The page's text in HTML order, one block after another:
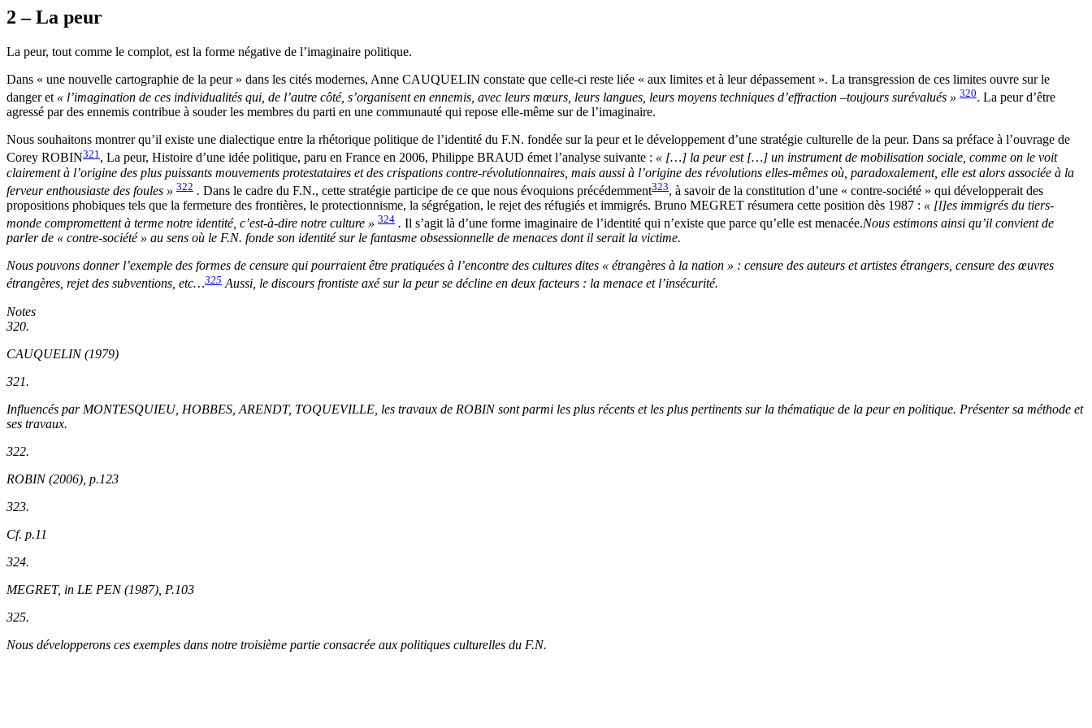
2 – La peur
La peur, tout comme le complot, est la forme négative de l’imaginaire politique.
Dans « une nouvelle cartographie de la peur » dans les cités modernes, Anne CAUQUELIN constate que celle-ci reste liée « aux limites et à leur dépassement ». La transgression de ces limites ouvre sur le
danger et « l’imagination de ces individualités qui, de l’autre côté, s’organisent en ennemis, avec leurs mœurs, leurs langues, leurs moyens techniques d’effraction –toujours surévalués » 320. La peur d’être
agressé par des ennemis contribue à souder les membres du parti en une communauté qui repose elle-même sur de l’imaginaire.
Nous souhaitons montrer qu’il existe une dialectique entre la rhétorique politique de l’identité du F.N. fondée sur la peur et le développement d’une stratégie culturelle de la peur. Dans sa préface à l’ouvrage de
Corey ROBIN321 , La peur, Histoire d’une idée politique, paru en France en 2006, Philippe BRAUD émet l’analyse suivante : « […] la peur est […] un instrument de mobilisation sociale, comme on le voit
clairement à l’origine des plus puissants mouvements protestataires et des crispations contre-révolutionnaires, mais aussi à l’origine des révolutions elles-mêmes où, paradoxalement, elle est alors associée à la
ferveur enthousiaste des foules » 322 . Dans le cadre du F.N., cette stratégie participe de ce que nous évoquions précédemment323, à savoir de la constitution d’une « contre-société » qui développerait des
propositions phobiques tels que la fermeture des frontières, le protectionnisme, la ségrégation, le rejet des réfugiés et immigrés. Bruno MEGRET résumera cette position dès 1987 : « [l]es immigrés du tiers-
monde compromettent à terme notre identité, c’est-à-dire notre culture » 324 . Il s’agit là d’une forme imaginaire de l’identité qui n’existe que parce qu’elle est menacée.Nous estimons ainsi qu’il convient de
parler de « contre-société » au sens où le F.N. fonde son identité sur le fantasme obsessionnelle de menaces dont il serait la victime.
Nous pouvons donner l’exemple des formes de censure qui pourraient être pratiquées à l’encontre des cultures dites « étrangères à la nation » : censure des auteurs et artistes étrangers, censure des œuvres
étrangères, rejet des subventions, etc…325 Aussi, le discours frontiste axé sur la peur se décline en deux facteurs : la menace et l’insécurité.
Notes
320.
CAUQUELIN (1979)
321.
Influencés par MONTESQUIEU, HOBBES, ARENDT, TOQUEVILLE, les travaux de ROBIN sont parmi les plus récents et les plus pertinents sur la thématique de la peur en politique. Présenter sa méthode et
ses travaux.
322.
ROBIN (2006), p.123
323.
Cf. p.11
324.
MEGRET, in LE PEN (1987), P.103
325.
Nous développerons ces exemples dans notre troisième partie consacrée aux politiques culturelles du F.N.